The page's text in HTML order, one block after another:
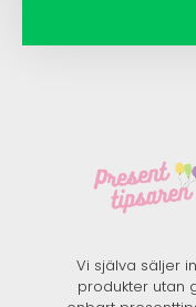
Vi själva säljer
produkter utan